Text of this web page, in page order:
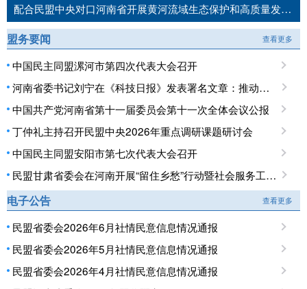
配合民盟中央对口河南省开展黄河流域生态保护和高质量发展民主监督工作推进会召开
盟务要闻 查看更多
中国民主同盟漯河市第四次代表大会召开
河南省委书记刘宁在《科技日报》发表署名文章：推动科技创新和产业创新深度融合 提升现代化产业体系对高质量发展的支撑能力
中国共产党河南省第十一届委员会第十一次全体会议公报
丁仲礼主持召开民盟中央2026年重点调研课题研讨会
中国民主同盟安阳市第七次代表大会召开
民盟甘肃省委会在河南开展“留住乡愁”行动暨社会服务工作调研
电子公告 查看更多
民盟省委会2026年6月社情民意信息情况通报
民盟省委会2026年5月社情民意信息情况通报
民盟省委会2026年4月社情民意信息情况通报